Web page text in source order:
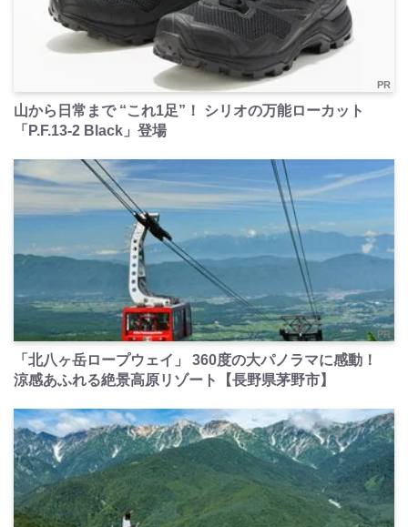
PR
山から日常まで “これ1足”！ シリオの万能ローカット
「P.F.13-2 Black」登場
PR
「北八ヶ岳ロープウェイ」 360度の大パノラマに感動！
涼感あふれる絶景高原リゾート【長野県茅野市】